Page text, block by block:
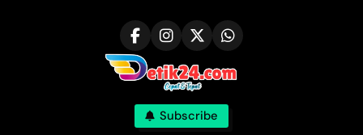
Subscribe